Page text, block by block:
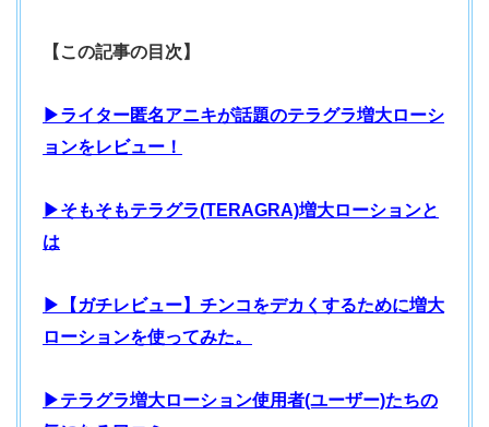
【この記事の目次】
▶ライター匿名アニキが話題のテラグラ増大ローシ
ョンをレビュー！
▶そもそもテラグラ(TERAGRA)増大ローションと
は
▶【ガチレビュー】チンコをデカくするために増大
ローションを使ってみた。
▶テラグラ増大ローション使用者(ユーザー)たちの